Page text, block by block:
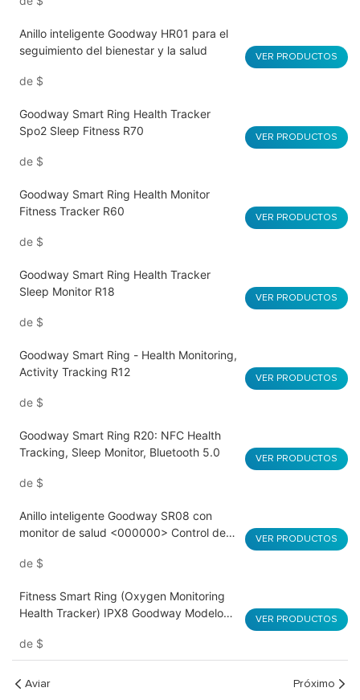
Anillo inteligente Goodway HR01 para el
seguimiento del bienestar y la salud
de $
VER PRODUCTOS
Goodway Smart Ring Health Tracker
Spo2 Sleep Fitness R70
de $
VER PRODUCTOS
Goodway Smart Ring Health Monitor
Fitness Tracker R60
de $
VER PRODUCTOS
Goodway Smart Ring Health Tracker
Sleep Monitor R18
de $
VER PRODUCTOS
Goodway Smart Ring - Health Monitoring,
Activity Tracking R12
de $
VER PRODUCTOS
Goodway Smart Ring R20: NFC Health
Tracking, Sleep Monitor, Bluetooth 5.0
de $
VER PRODUCTOS
Anillo inteligente Goodway SR08 con
monitor de salud <000000> Control de
de $
VER PRODUCTOS
Fitness Smart Ring (Oxygen Monitoring
Health Tracker) IPX8 Goodway Modelo
de $
VER PRODUCTOS
Aviar Próximo